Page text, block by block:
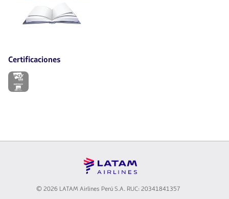
Certificaciones
El
©2026 LATAM Airlines Perú S.A. RUC: 20341841357